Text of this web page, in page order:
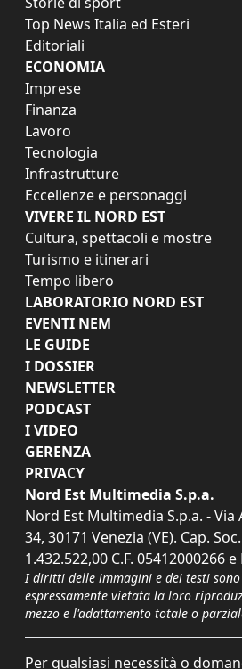
Top News Italia ed Esteri
Editoriali
ECONOMIA
Imprese
Finanza
Lavoro
Tecnologia
Infrastrutture
Eccellenze e personaggi
VIVERE IL NORD EST
Cultura, spettacoli e mostre
Turismo e itinerari
Tempo libero
LABORATORIO NORD EST
EVENTI NEM
LE GUIDE
I DOSSIER
NEWSLETTER
PODCAST
I VIDEO
GERENZA
PRIVACY
Nord Est Multimedia S.p.a.
Nord Est Multimedia S.p.a. -
34, 30171 Venezia (VE). Cap.
1.432.522,00 C.F. 05412000266 e
I diritti delle immagini e dei testi
espressamente vietata la loro
mezzo e l'adattamento totale o
Per qualsiasi necessità o